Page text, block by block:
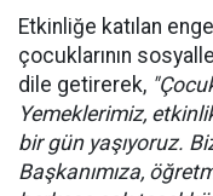
Etkinliğe katılan
çocuklarının
dile getirerek,
Yemeklerimiz,
bir gün yaşıyoruz.
Başkanımıza,